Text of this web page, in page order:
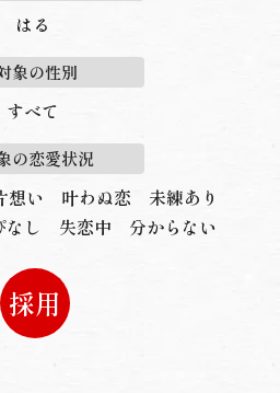
はる
象の性別
すべて
の恋愛状況
想い 叶わぬ恋
未練あり
なし 失恋中 分からない
採用